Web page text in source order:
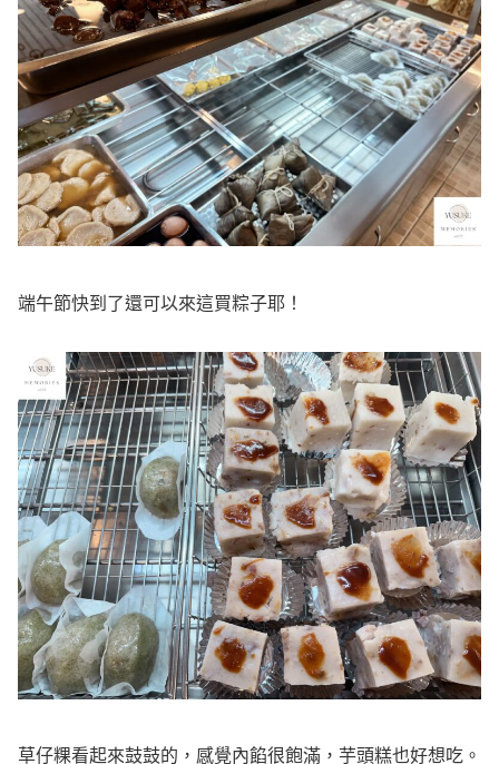
端午節快到了還可以來這買粽子耶！
草仔粿看起來鼓鼓的，感覺內餡很飽滿，芋頭糕也好想吃。